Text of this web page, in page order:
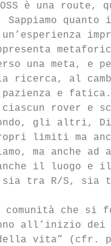
ROSS è una
Sappiamo
un’esperienza
una meta, e
ricerca, al
e fatica.
rover e
gli altri,
limiti ma
ma anche
il luogo e il
sia tra R/S, sia
comunità che
all’inizio
vita” (cfr.